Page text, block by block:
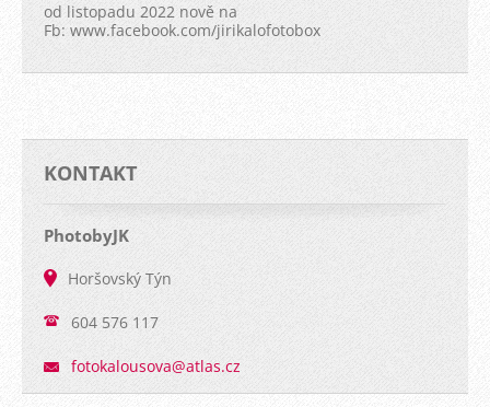
od listopadu 2022 nově na
Fb: www.facebook.com/jirikalofotobox
KONTAKT
PhotobyJK
Horšovský Týn
604 576 117
fotokalousova@atlas.cz